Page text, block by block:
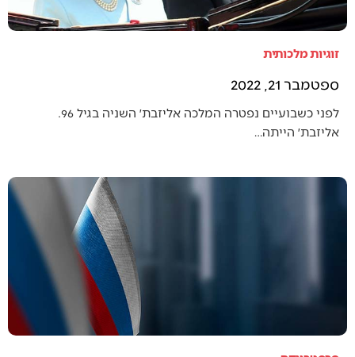
זוגיות מלכותית
ספטמבר 21, 2022
לפני כשבועיים נפטרה המלכה אליזבת׳ השניה בגיל 96.
אליזבת׳ הייתה…